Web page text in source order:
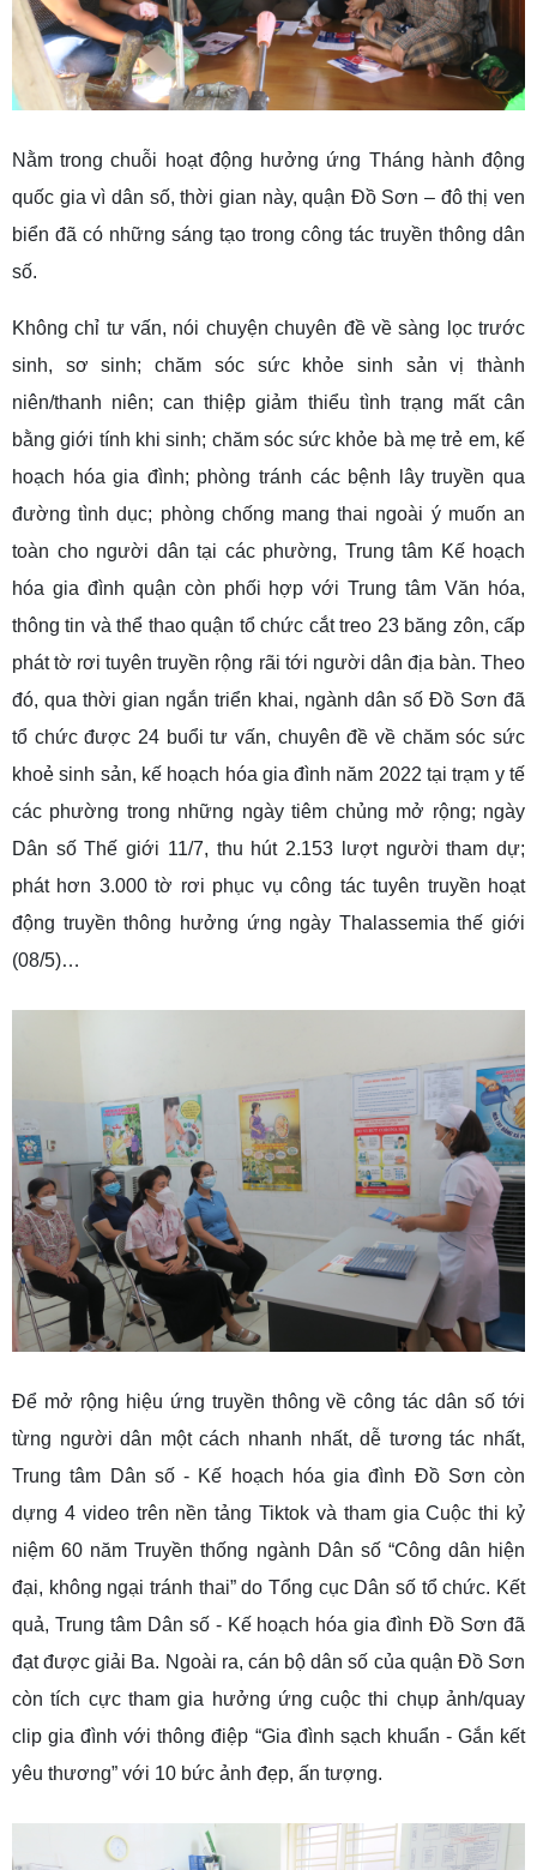
Nằm trong chuỗi hoạt động hưởng ứng Tháng hành động
quốc gia vì dân số, thời gian này, quận Đồ Sơn – đô thị ven
biển đã có những sáng tạo trong công tác truyền thông dân
số.
Không chỉ tư vấn, nói chuyện chuyên đề về sàng lọc trước
sinh, sơ sinh; chăm sóc sức khỏe sinh sản vị thành
niên/thanh niên; can thiệp giảm thiểu tình trạng mất cân
bằng giới tính khi sinh; chăm sóc sức khỏe bà mẹ trẻ em, kế
hoạch hóa gia đình; phòng tránh các bệnh lây truyền qua
đường tình dục; phòng chống mang thai ngoài ý muốn an
toàn cho người dân tại các phường, Trung tâm Kế hoạch
hóa gia đình quận còn phối hợp với Trung tâm Văn hóa,
thông tin và thể thao quận tổ chức cắt treo 23 băng zôn, cấp
phát tờ rơi tuyên truyền rộng rãi tới người dân địa bàn. Theo
đó, qua thời gian ngắn triển khai, ngành dân số Đồ Sơn đã
tổ chức được 24 buổi tư vấn, chuyên đề về chăm sóc sức
khoẻ sinh sản, kế hoạch hóa gia đình năm 2022 tại trạm y tế
các phường trong những ngày tiêm chủng mở rộng; ngày
Dân số Thế giới 11/7, thu hút 2.153 lượt người tham dự;
phát hơn 3.000 tờ rơi phục vụ công tác tuyên truyền hoạt
động truyền thông hưởng ứng ngày Thalassemia thế giới
(08/5)…
Để mở rộng hiệu ứng truyền thông về công tác dân số tới
từng người dân một cách nhanh nhất, dễ tương tác nhất,
Trung tâm Dân số - Kế hoạch hóa gia đình Đồ Sơn còn
dựng 4 video trên nền tảng Tiktok và tham gia Cuộc thi kỷ
niệm 60 năm Truyền thống ngành Dân số “Công dân hiện
đại, không ngại tránh thai” do Tổng cục Dân số tổ chức. Kết
quả, Trung tâm Dân số - Kế hoạch hóa gia đình Đồ Sơn đã
đạt được giải Ba. Ngoài ra, cán bộ dân số của quận Đồ Sơn
còn tích cực tham gia hưởng ứng cuộc thi chụp ảnh/quay
clip gia đình với thông điệp “Gia đình sạch khuẩn - Gắn kết
yêu thương” với 10 bức ảnh đẹp, ấn tượng.